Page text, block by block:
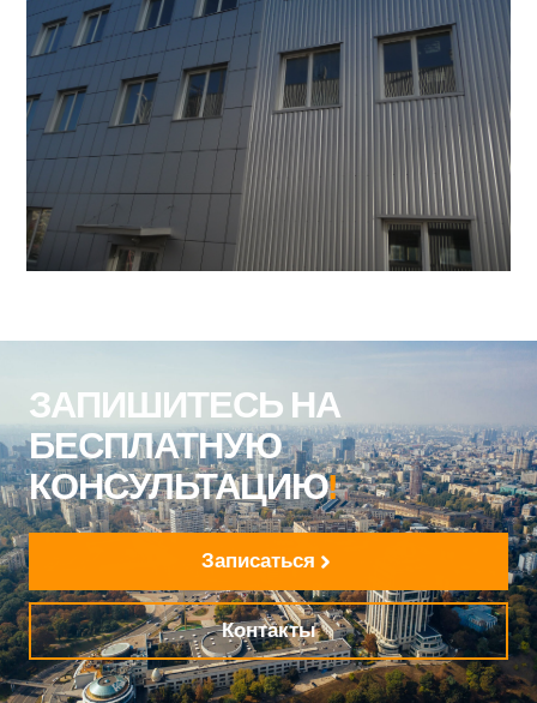
ЗАПИШИТЕСЬ НА
БЕСПЛАТНУЮ
КОНСУЛЬТАЦИЮ!
Записаться
Контакты